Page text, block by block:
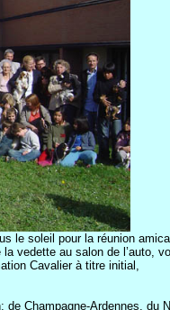
le soleil pour la réunion
vedette au salon de l’auto,
Cavalier à titre initial,
Champagne-Ardennes, du